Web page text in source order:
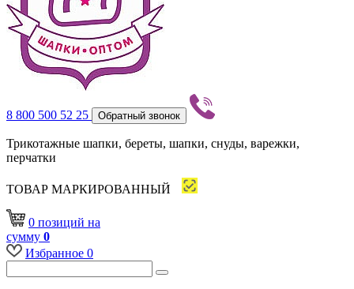
8 800 500 52 25 Обратный звонок
Трикотажные шапки, береты, шапки, снуды, варежки,
перчатки
ТОВАР МАРКИРОВАННЫЙ
0 позиций на
сумму 0
Избранное 0